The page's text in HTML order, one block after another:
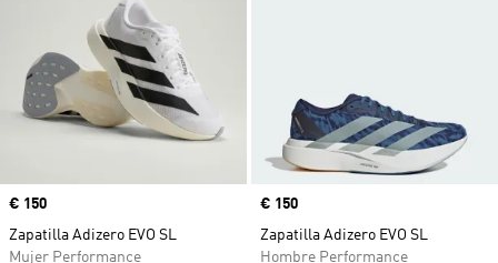
Precio
€ 150
Zapatilla Adizero EVO SL
Mujer Performance
Precio
€ 150
Zapatilla Adizero EVO SL
Hombre Performance